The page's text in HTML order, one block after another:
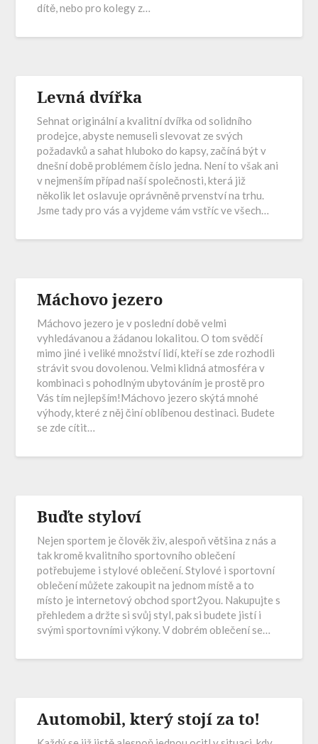
dítě, nebo pro kolegy z…
Levná dvířka
Sehnat originální a kvalitní dvířka od solidního
prodejce, abyste nemuseli slevovat ze svých
požadavků a sahat hluboko do kapsy, začíná být v
dnešní době problémem číslo jedna. Není to však ani
v nejmenším případ naší společnosti, která již
několik let oslavuje oprávněně prvenství na trhu.
Jsme tady pro vás a vyjdeme vám vstříc ve všech…
Máchovo jezero
Máchovo jezero je v poslední době velmi
vyhledávanou a žádanou lokalitou. O tom svědčí
mimo jiné i veliké množství lidí, kteří se zde rozhodli
strávit svou dovolenou. Velmi klidná atmosféra v
kombinaci s pohodlným ubytováním je prostě pro
Vás tím nejlepším!Máchovo jezero skýtá mnohé
výhody, které z něj činí oblíbenou destinaci. Budete
se zde cítit…
Buďte styloví
Nejen sportem je člověk živ, alespoň většina z nás a
tak kromě kvalitního sportovního oblečení
potřebujeme i stylové oblečení. Stylové i sportovní
oblečení můžete zakoupit na jednom místě a to
místo je internetový obchod sport2you. Nakupujte s
přehledem a držte si svůj styl, pak si budete jistí i
svými sportovními výkony. V dobrém oblečení se…
Automobil, který stojí za to!